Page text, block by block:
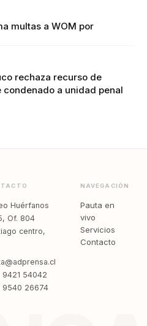
multas a WOM por
rechaza recurso de
a unidad penal
Huérfanos
Of. 804
centro,
9421 54042
9540 26674
NAVEGACIÓN
Pauta en
vivo
Servicios
Contacto